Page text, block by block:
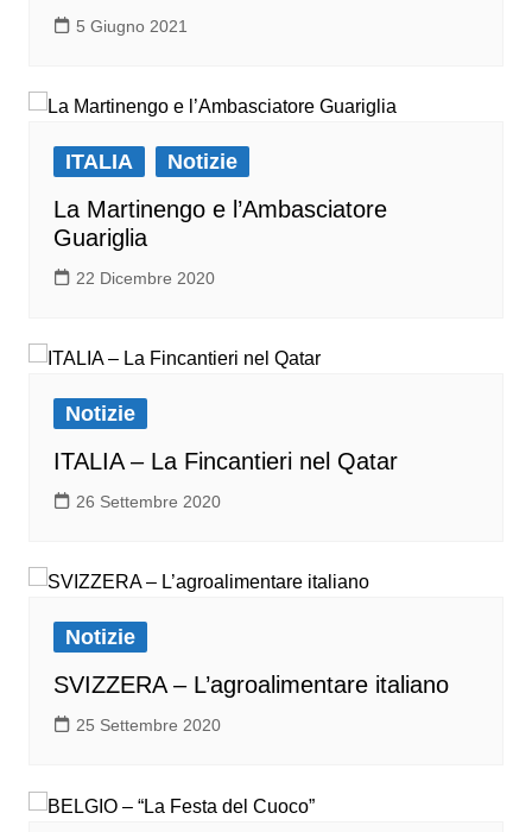
5 Giugno 2021
ITALIA Notizie
La Martinengo e l’Ambasciatore
Guariglia
22 Dicembre 2020
Notizie
ITALIA – La Fincantieri nel Qatar
26 Settembre 2020
Notizie
SVIZZERA – L’agroalimentare italiano
25 Settembre 2020